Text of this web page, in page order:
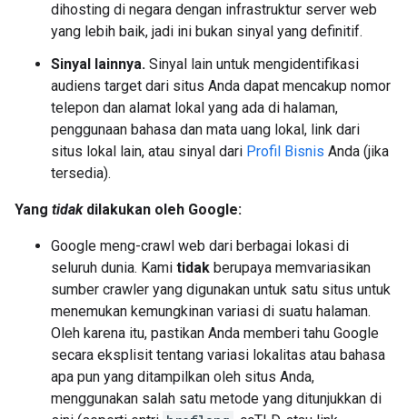
dihosting di negara dengan infrastruktur server web
yang lebih baik, jadi ini bukan sinyal yang definitif.
Sinyal lainnya. Sinyal lain untuk mengidentifikasi
audiens target dari situs Anda dapat mencakup nomor
telepon dan alamat lokal yang ada di halaman,
penggunaan bahasa dan mata uang lokal, link dari
situs lokal lain, atau sinyal dari Profil Bisnis Anda (jika
tersedia).
Yang tidakdilakukan oleh Google:
Google meng-crawl web dari berbagai lokasi di
seluruh dunia. Kami tidak berupaya memvariasikan
sumber crawler yang digunakan untuk satu situs untuk
menemukan kemungkinan variasi di suatu halaman.
Oleh karena itu, pastikan Anda memberi tahu Google
secara eksplisit tentang variasi lokalitas atau bahasa
apa pun yang ditampilkan oleh situs Anda,
menggunakan salah satu metode yang ditunjukkan di